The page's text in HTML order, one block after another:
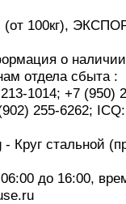
100кг),
о
отдела сбыта :
1014; +7 (950)
255-6262;
стальной
до 16:00,